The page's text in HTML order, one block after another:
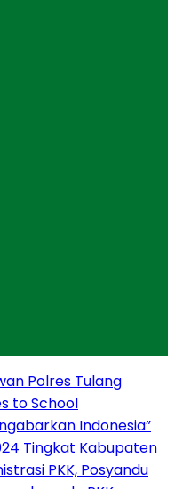
Polres Tulang
to School
Indonesia”
Tingkat Kabupaten
PKK, Posyandu